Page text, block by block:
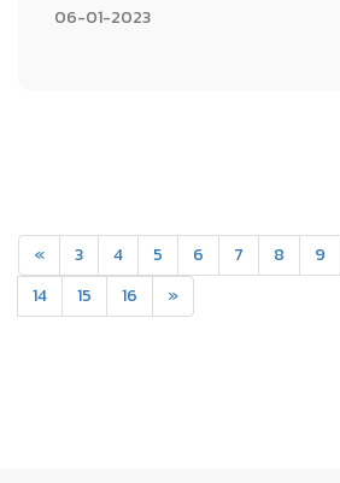
06-01-2023
« 3 4 5 6 7 8 9
14
15 16 »